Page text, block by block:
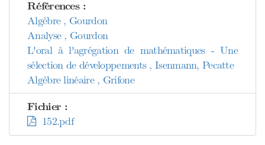
Références :
Algèbre , Gourdon
Analyse , Gourdon
L'oral à l'agrégation de mathématiques - Une
sélection de développements , Isenmann, Pecatte
Algèbre linéaire , Grifone
Fichier :
152.pdf